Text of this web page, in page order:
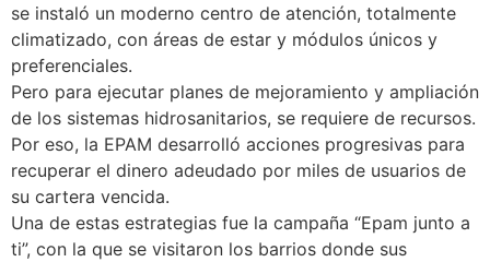
se instaló un moderno centro de atención, totalmente
climatizado, con áreas de estar y módulos únicos y
preferenciales.
Pero para ejecutar planes de mejoramiento y ampliación
de los sistemas hidrosanitarios, se requiere de recursos.
Por eso, la EPAM desarrolló acciones progresivas para
recuperar el dinero adeudado por miles de usuarios de
su cartera vencida.
Una de estas estrategias fue la campaña “Epam junto a
ti”, con la que se visitaron los barrios donde sus